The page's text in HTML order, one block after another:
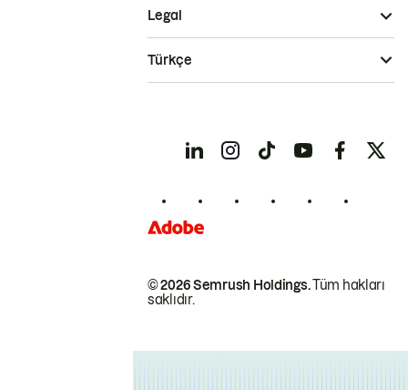
© 2026 Semrush Holdings.Tüm hakları
saklıdır.
Legal
Türkçe